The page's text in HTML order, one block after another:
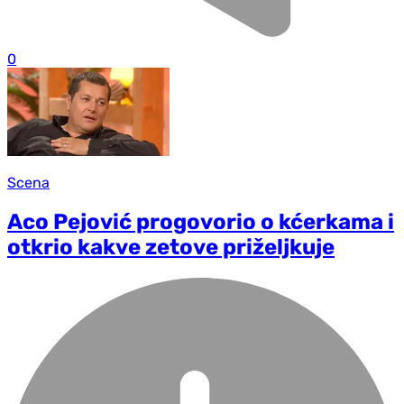
0
Scena
Aco Pejović progovorio o kćerkama i
otkrio kakve zetove priželjkuje